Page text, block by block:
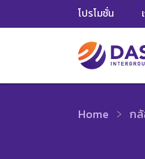
โปรโมชั่น
Home ก